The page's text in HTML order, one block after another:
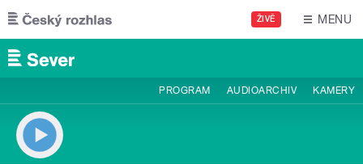
Přejít k hlavnímu obsahu
ŽIVĚ MENU
PROGRAM AUDIOARCHIV KAMERY